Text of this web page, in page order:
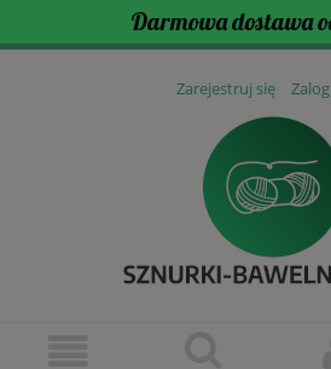
Darmowa dostawa
Zarejestruj się